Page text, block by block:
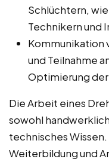
Schlüchtern,
Technikern und
Kommunikation
und Teilnahme
Optimierung
Die Arbeit eines
sowohl
technisches
Weiterbildung und